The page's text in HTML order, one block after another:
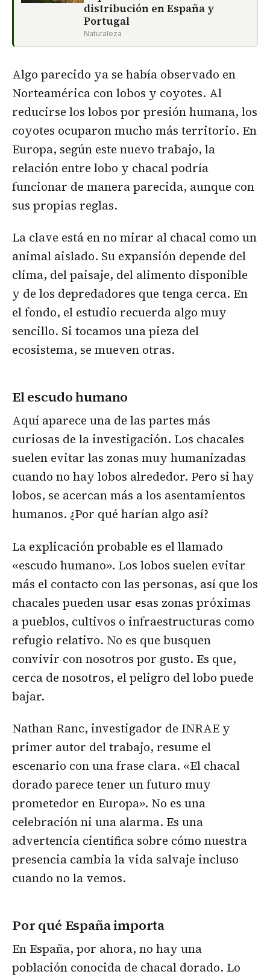
distribución en España y
Portugal
Naturaleza
Algo parecido ya se había observado en
Norteamérica con lobos y coyotes. Al
reducirse los lobos por presión humana, los
coyotes ocuparon mucho más territorio. En
Europa, según este nuevo trabajo, la
relación entre lobo y chacal podría
funcionar de manera parecida, aunque con
sus propias reglas.
La clave está en no mirar al chacal como un
animal aislado. Su expansión depende del
clima, del paisaje, del alimento disponible
y de los depredadores que tenga cerca. En
el fondo, el estudio recuerda algo muy
sencillo. Si tocamos una pieza del
ecosistema, se mueven otras.
El escudo humano
Aquí aparece una de las partes más
curiosas de la investigación. Los chacales
suelen evitar las zonas muy humanizadas
cuando no hay lobos alrededor. Pero si hay
lobos, se acercan más a los asentamientos
humanos. ¿Por qué harían algo así?
La explicación probable es el llamado
«escudo humano». Los lobos suelen evitar
más el contacto con las personas, así que los
chacales pueden usar esas zonas próximas
a pueblos, cultivos o infraestructuras como
refugio relativo. No es que busquen
convivir con nosotros por gusto. Es que,
cerca de nosotros, el peligro del lobo puede
bajar.
Nathan Ranc, investigador de INRAE y
primer autor del trabajo, resume el
escenario con una frase clara. «El chacal
dorado parece tener un futuro muy
prometedor en Europa». No es una
celebración ni una alarma. Es una
advertencia científica sobre cómo nuestra
presencia cambia la vida salvaje incluso
cuando no la vemos.
Por qué España importa
En España, por ahora, no hay una
población conocida de chacal dorado. Lo